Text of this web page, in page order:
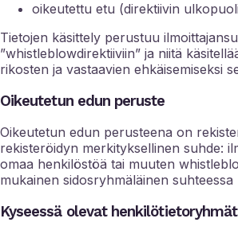
oikeutettu etu (direktiivin
Tietojen käsittely perustuu
”whistleblowdirektiiviin” ja niitä
rikosten ja vastaavien ehkäisemiseksi
Oikeutetun edun peruste
Oikeutetun edun perusteena on
rekisteröidyn merkityksellinen suhde:
omaa henkilöstöä tai muuten
mukainen sidosryhmäläinen suhteessa
Kyseessä olevat henkilötietoryhmät